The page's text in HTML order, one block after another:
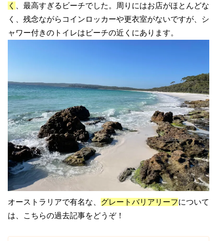
く
、最高すぎるビーチでした。周りにはお店がほとんどな
く、残念ながらコインロッカーや更衣室がないですが、シ
ャワー付きのトイレはビーチの近くにあります。
オーストラリアで有名な、 グレートバリアリーフについて
は、こちらの過去記事をどうぞ！